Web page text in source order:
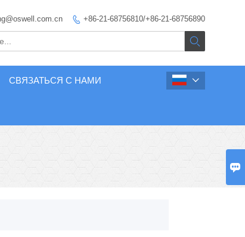

 +86-21-68756810/+86-21-68756890

СВЯЗАТЬСЯ С НАМИ 